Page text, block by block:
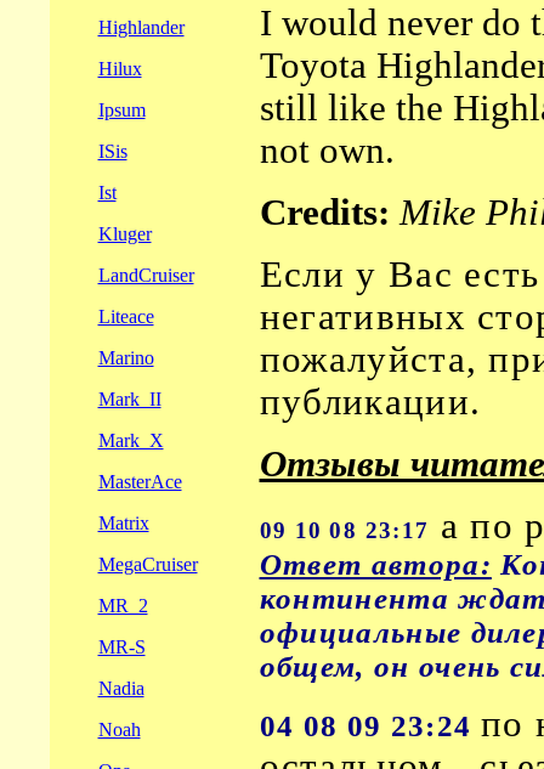
Highlander
Hilux
Ipsum
ISis
Ist
Kluger
LandCruiser
Liteace
Marino
Mark_II
Mark_X
MasterAce
Matrix
MegaCruiser
MR_2
MR-S
Nadia
Noah
I would never do
Toyota
still like the
not own.
Credits:Mike
Если у Вас
негативных
пожалуйста,
публикации.
Отзывы
09 10 08 23:17 а по
Ответ автора:
континента
официальные
общем, он очень
04 08 09 23:24 по